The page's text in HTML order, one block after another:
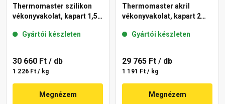
Thermomaster szilikon
vékonyvakolat, kapart 1,5
Gyártói készleten
30 660 Ft / db
1 226 Ft / kg
Megnézem
Thermomaster akril
vékonyvakolat, kapart 2
Gyártói készleten
29 765 Ft / db
1 191 Ft / kg
Megnézem